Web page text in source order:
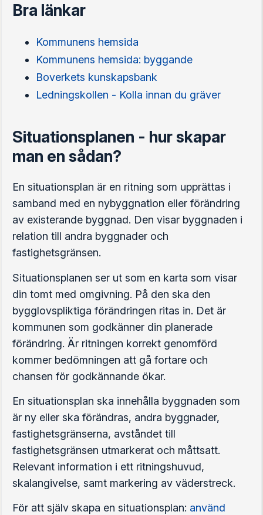
Bra länkar
Kommunens hemsida
Kommunens hemsida: byggande
Boverkets kunskapsbank
Ledningskollen - Kolla innan du gräver
Situationsplanen - hur skapar
man en sådan?
En situationsplan är en ritning som upprättas i
samband med en nybyggnation eller förändring
av existerande byggnad. Den visar byggnaden i
relation till andra byggnader och
fastighetsgränsen.
Situationsplanen ser ut som en karta som visar
din tomt med omgivning. På den ska den
bygglovspliktiga förändringen ritas in. Det är
kommunen som godkänner din planerade
förändring. Är ritningen korrekt genomförd
kommer bedömningen att gå fortare och
chansen för godkännande ökar.
En situationsplan ska innehålla byggnaden som
är ny eller ska förändras, andra byggnader,
fastighetsgränserna, avståndet till
fastighetsgränsen utmarkerat och måttsatt.
Relevant information i ett ritningshuvud,
skalangivelse, samt markering av väderstreck.
För att själv skapa en situationsplan: använd